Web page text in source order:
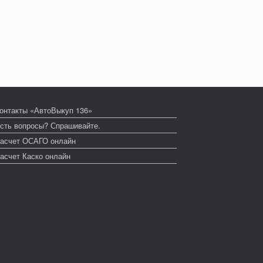
«АвтоВыкуп 136»
вопросы? Спрашивайте.
ОСАГО онлайн
Каско онлайн